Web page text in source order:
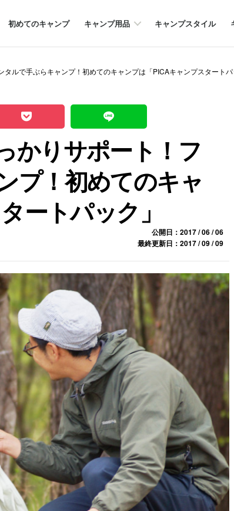
初めてのキャンプ キャンプ用品 キャンプスタイル
ルで手ぶらキャンプ！初めてのキャンプは「PICAキャンプスタートパ
かりサポート！フ
プ！初めてのキャ
ートパック」
公開日：2017 / 06 / 06
最終更新日：2017 / 09 / 09